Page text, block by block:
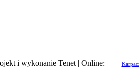
i wykonanie Tenet | Online: